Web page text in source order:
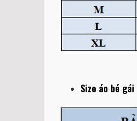
Size áo bé gái